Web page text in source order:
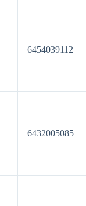
6454039112
6432005085